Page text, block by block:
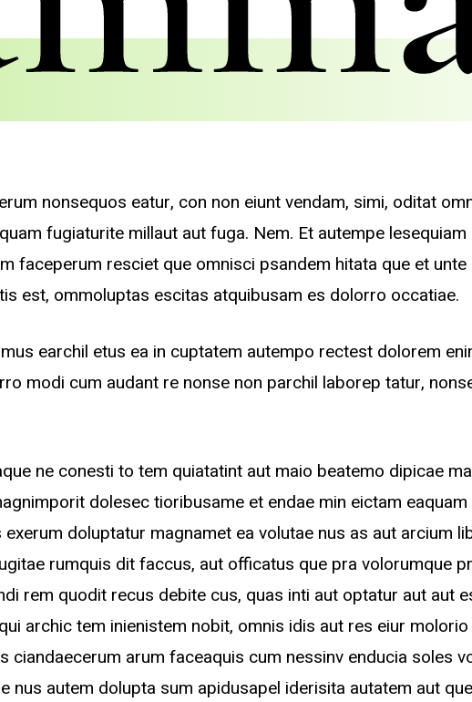
nonsequos eatur, con non eiunt vendam, simi, oditat
fugiaturite millaut aut fuga. Nem. Et autempe
faceperum resciet que omnisci psandem hitata que et unte
est, ommoluptas escitas atquibusam es dolorro occatiae.
earchil etus ea in cuptatem autempo rectest dolorem
modi cum audant re nonse non parchil laborep tatur,
ne conesti to tem quiatatint aut maio beatemo dipicae
dolesec tioribusame et endae min eictam
exerum doluptatur magnamet ea volutae nus as aut arcium
rumquis dit faccus, aut officatus que pra volorumque
rem quodit recus debite cus, quas inti aut optatur aut aut
archic tem inienistem nobit, omnis idis aut res eiur
ciandaecerum arum faceaquis cum nessinv enducia soles
nus autem dolupta sum apidusapel iderisita autatem aut